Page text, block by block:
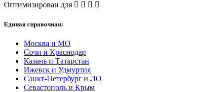
Оптимизирован для
Единая справочная:
Москва и МО
Сочи и Краснодар
Казань и Татарстан
Ижевск и Удмуртия
Санкт-Петербург и ЛО
Севастополь и Крым